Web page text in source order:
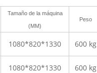
Tamaño de la máquina
(MM)
Peso
1080*820*1330 600 kg
1080*820*1330 600 kg